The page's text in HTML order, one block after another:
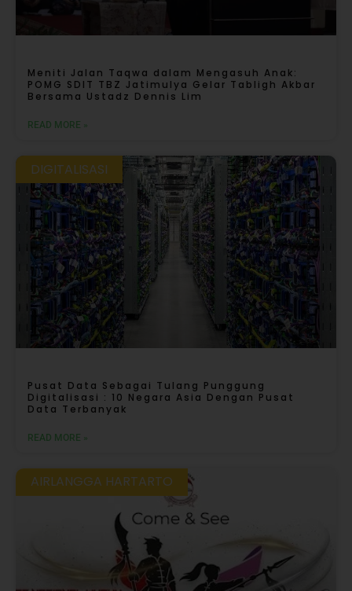
Meniti Jalan Taqwa dalam Mengasuh Anak:
POMG SDIT TBZ Jatimulya Gelar Tabligh Akbar
Bersama Ustadz Dennis Lim
READ MORE »
DIGITALISASI
Pusat Data Sebagai Tulang Punggung
Digitalisasi : 10 Negara Asia Dengan Pusat
Data Terbanyak
READ MORE »
AIRLANGGA HARTARTO